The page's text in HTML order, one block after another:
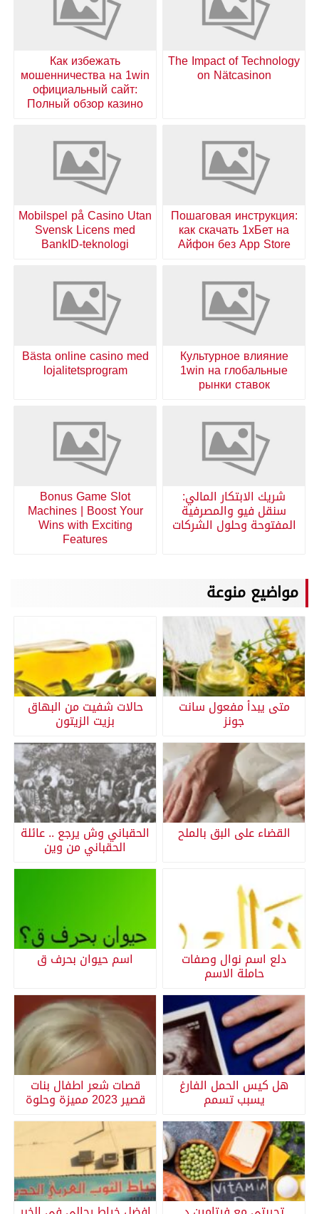
The Impact of Technology
on Nätcasinon
Как избежать
мошенничества на 1win
официальный сайт:
Полный обзор казино
Пошаговая инструкция:
как скачать 1хБет на
Айфон без App Store
Mobilspel på Casino Utan
Svensk Licens med
BankID-teknologi
Культурное влияние
1win на глобальные
рынки ставок
Bästa online casino med
lojalitetsprogram
شريك الابتكار المالي:
سنقل فيو والمصرفية
المفتوحة وحلول الشركات
Bonus Game Slot
Machines | Boost Your
Wins with Exciting
Features
مواضيع منوعة
متى يبدأ مفعول سانت
جونز
حالات شفيت من البهاق
بزيت الزيتون
القضاء على البق بالملح الحقباني وش يرجع .. عائلة
الحقباني من وين
دلع اسم نوال وصفات
حاملة الاسم
اسم حيوان بحرف ق
هل كيس الحمل الفارغ
يسبب تسمم
قصات شعر اطفال بنات
قصير 2023 مميزة وحلوة